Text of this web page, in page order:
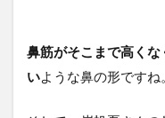
鼻筋がそこまで高く
い ような鼻の形ですね。